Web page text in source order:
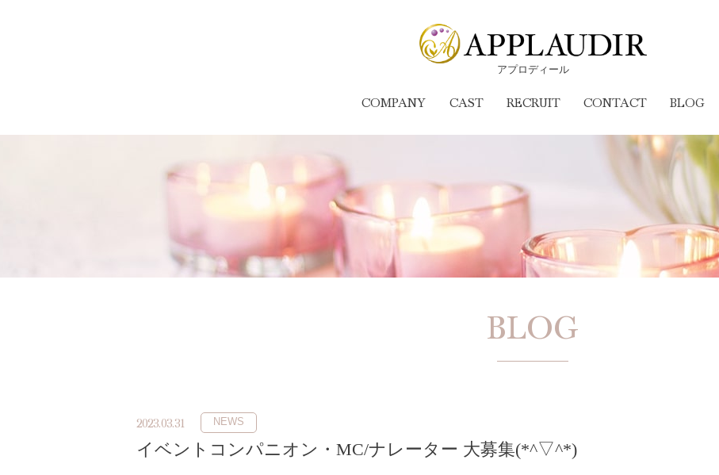
アプロディール
COMPANY CAST RECRUIT CONTACT BLOG
BLOG
2023.03.31 NEWS
イベントコンパニオン・MC/ナレーター 大募集(*^▽^*)